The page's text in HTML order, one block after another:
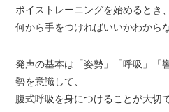
ボイストレーニングを始めるとき、
何から手をつければいいかわから
発声の基本は「姿勢」「呼吸」「
勢を意識して、
腹式呼吸を身につけることが大切